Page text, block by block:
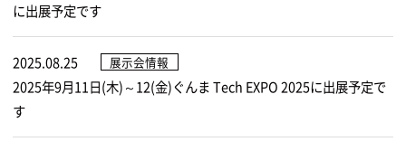
に出展予定です
2025.08.25 展示会情報
2025年9月11日(木)～12(金)ぐんま Tech EXPO 2025に出展予定で
す